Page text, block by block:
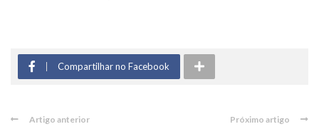
Compartilhar no Facebook
Artigo anterior Próximo artigo